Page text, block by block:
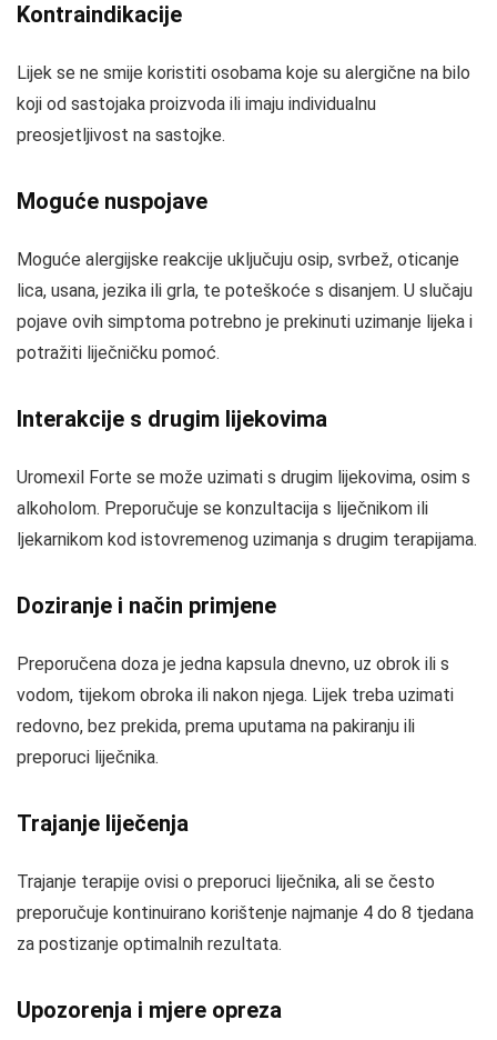
Kontraindikacije
Lijek se ne smije koristiti osobama koje su alergične na bilo
koji od sastojaka proizvoda ili imaju individualnu
preosjetljivost na sastojke.
Moguće nuspojave
Moguće alergijske reakcije uključuju osip, svrbež, oticanje
lica, usana, jezika ili grla, te poteškoće s disanjem. U slučaju
pojave ovih simptoma potrebno je prekinuti uzimanje lijeka i
potražiti liječničku pomoć.
Interakcije s drugim lijekovima
Uromexil Forte se može uzimati s drugim lijekovima, osim s
alkoholom. Preporučuje se konzultacija s liječnikom ili
ljekarnikom kod istovremenog uzimanja s drugim terapijama.
Doziranje i način primjene
Preporučena doza je jedna kapsula dnevno, uz obrok ili s
vodom, tijekom obroka ili nakon njega. Lijek treba uzimati
redovno, bez prekida, prema uputama na pakiranju ili
preporuci liječnika.
Trajanje liječenja
Trajanje terapije ovisi o preporuci liječnika, ali se često
preporučuje kontinuirano korištenje najmanje 4 do 8 tjedana
za postizanje optimalnih rezultata.
Upozorenja i mjere opreza